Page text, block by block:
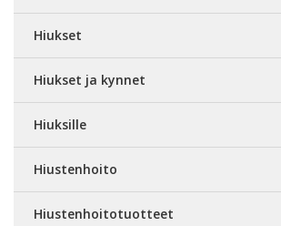
Hiukset
Hiukset ja kynnet
Hiuksille
Hiustenhoito
Hiustenhoitotuotteet